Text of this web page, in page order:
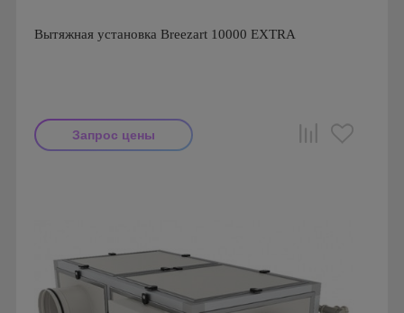
Вытяжная установка Breezart 10000 EXTRA
Запрос цены